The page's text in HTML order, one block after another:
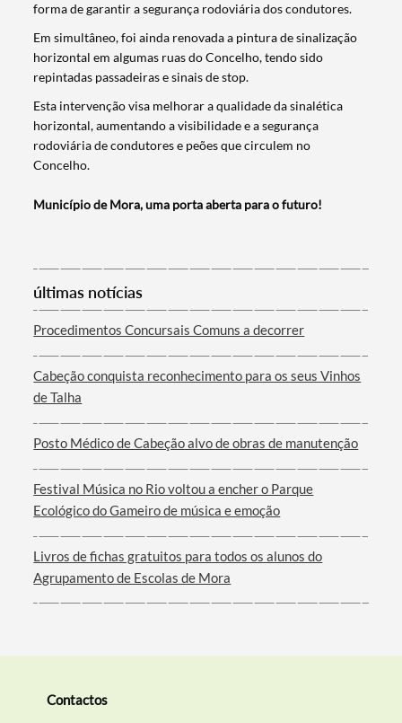
Termo de Pesquisa
Categorias gerais
Filtros
forma de garantir a segurança rodoviária dos condutores.
Em simultâneo, foi ainda renovada a pintura de sinalização
horizontal em algumas ruas do Concelho, tendo sido
repintadas passadeiras e sinais de stop.
Esta intervenção visa melhorar a qualidade da sinalética
horizontal, aumentando a visibilidade e a segurança
rodoviária de condutores e peões que circulem no
Concelho.
Município de Mora, uma porta aberta para o futuro!
últimas notícias
Procedimentos Concursais Comuns a decorrer
Cabeção conquista reconhecimento para os seus Vinhos
de Talha
Posto Médico de Cabeção alvo de obras de manutenção
Festival Música no Rio voltou a encher o Parque
Ecológico do Gameiro de música e emoção
Livros de fichas gratuitos para todos os alunos do
Agrupamento de Escolas de Mora
Contactos